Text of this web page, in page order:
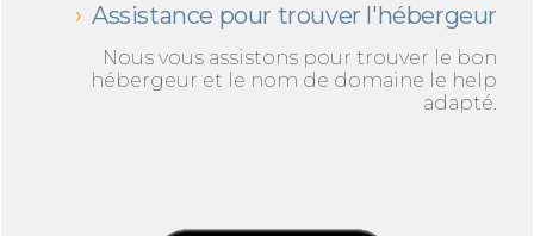
Assistance pour trouver l'hébergeur
Nous vous assistons pour trouver le bon
hébergeur et le nom de domaine le help
adapté.